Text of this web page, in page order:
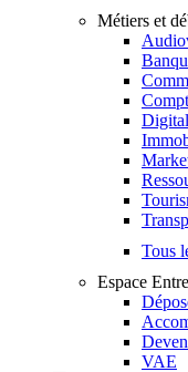
Métiers et
Tous
Espace
VAE